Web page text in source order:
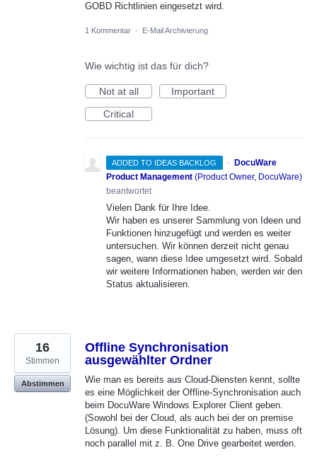
GOBD Richtlinien eingesetzt wird.
1 Kommentar · E-Mail Archivierung
Wie wichtig ist das für dich?
Not at all
Important
Critical
ADDED TO IDEAS BACKLOG ·
DocuWare
Product Management (Product Owner, DocuWare)
beantwortet
Vielen Dank für Ihre Idee.
Wir haben es unserer Sammlung von Ideen und
Funktionen hinzugefügt und werden es weiter
untersuchen. Wir können derzeit nicht genau
sagen, wann diese Idee umgesetzt wird. Sobald
wir weitere Informationen haben, werden wir den
Status aktualisieren.
Offline Synchronisation
ausgewählter Ordner
Wie man es bereits aus Cloud-Diensten kennt, sollte
es eine Möglichkeit der Offline-Synchronisation auch
beim DocuWare Windows Explorer Client geben.
(Sowohl bei der Cloud, als auch bei der on premise
Lösung). Um diese Funktionalität zu haben, muss oft
noch parallel mit z. B. One Drive gearbeitet werden.
16
Stimmen
Abstimmen